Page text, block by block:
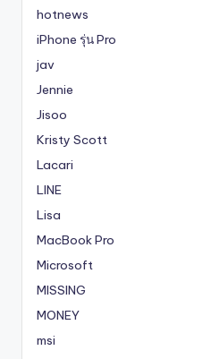
hotnews
iPhone รุ่น Pro
jav
Jennie
Jisoo
Kristy Scott
Lacari
LINE
Lisa
MacBook Pro
Microsoft
MISSING
MONEY
msi